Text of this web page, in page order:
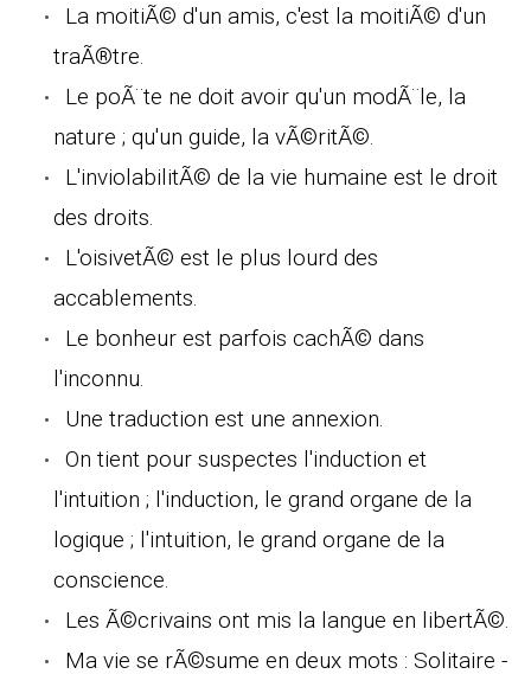
La moitiÃ© d'un amis, c'est la moitiÃ© d'un
traÃ®tre.
Le poÃ¨te ne doit avoir qu'un modÃ¨le, la
nature ; qu'un guide, la vÃ©ritÃ©.
L'inviolabilitÃ© de la vie humaine est le droit
des droits.
L'oisivetÃ© est le plus lourd des
accablements.
Le bonheur est parfois cachÃ© dans
l'inconnu.
Une traduction est une annexion.
On tient pour suspectes l'induction et
l'intuition ; l'induction, le grand organe de la
logique ; l'intuition, le grand organe de la
conscience.
Les Ã©crivains ont mis la langue en libertÃ©.
Ma vie se rÃ©sume en deux mots : Solitaire -